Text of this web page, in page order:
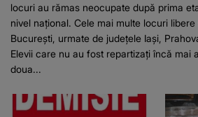
locuri au rămas neocupate după prima
nivel național. Cele mai multe locuri
București, urmate de județele Iași,
Elevii care nu au fost repartizați încă mai
doua...